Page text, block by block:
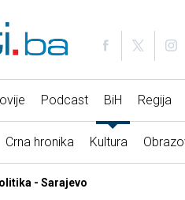
Podcast BiH Regija
Crna hronika Kultura
- Sarajevo